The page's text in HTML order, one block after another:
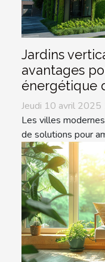
Jardins
avantages
énergétique
Jeudi 10 avril 2025
Les villes
de solutions pour